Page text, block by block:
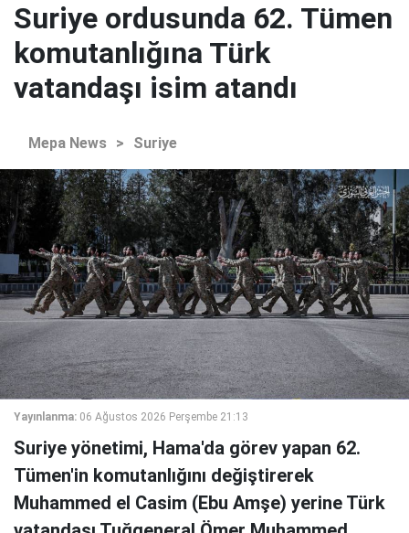
Suriye ordusunda 62. Tümen
komutanlığına Türk
vatandaşı isim atandı
Mepa News > Suriye
Yayınlanma: 06 Ağustos 2026 Perşembe 21:13
Suriye yönetimi, Hama'da görev yapan 62.
Tümen'in komutanlığını değiştirerek
Muhammed el Casim (Ebu Amşe) yerine Türk